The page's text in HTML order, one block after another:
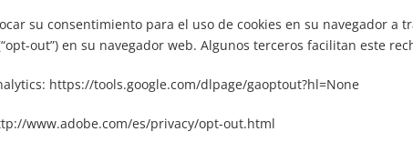
su consentimiento para el uso de cookies en su navegador
out”) en su navegador web. Algunos terceros facilitan este
https://tools.google.com/dlpage/gaoptout?hl=None
www.adobe.com/es/privacy/opt-out.html